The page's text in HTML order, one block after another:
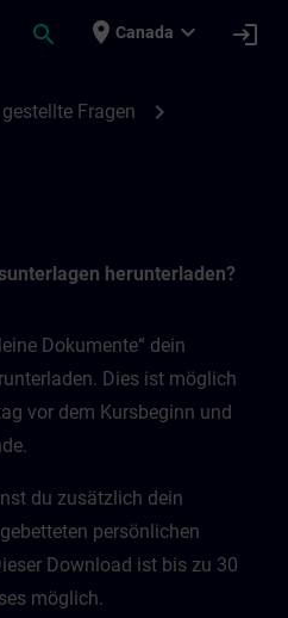
search place Canada expand_more login
Fragen chevron_right
herunterladen?
Dokumente“ dein
Dies ist möglich
vor dem Kursbeginn und
du zusätzlich dein
persönlichen
Download ist bis zu 30
möglich.